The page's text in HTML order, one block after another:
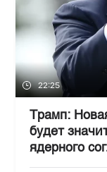
22:25
Трамп:
будет
ядерного